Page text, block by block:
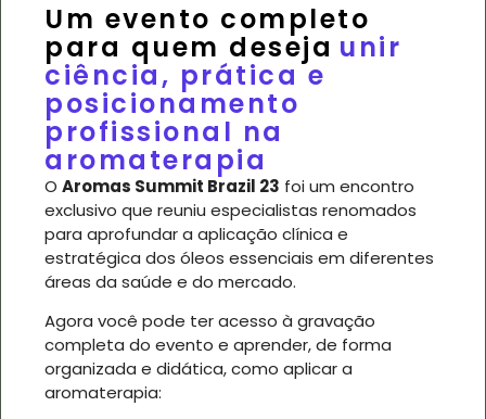
Um evento completo
para quem deseja unir
ciência, prática e
posicionamento
profissional na
aromaterapia
O Aromas Summit Brazil 23 foi um encontro
exclusivo que reuniu especialistas renomados
para aprofundar a aplicação clínica e
estratégica dos óleos essenciais em diferentes
áreas da saúde e do mercado.
Agora você pode ter acesso à gravação
completa do evento e aprender, de forma
organizada e didática, como aplicar a
aromaterapia: